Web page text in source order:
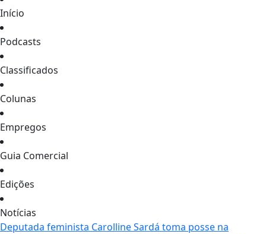
Início
Podcasts
Classificados
Colunas
Empregos
Guia Comercial
Edições
Notícias
Deputada feminista Carolline Sardá toma posse na